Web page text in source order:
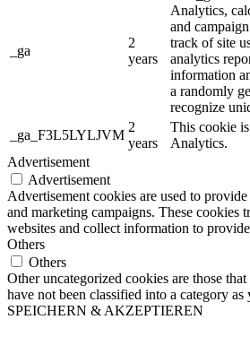
_ga
2
years
Analytics,
and
track of site
analytics
information
a randomly
recognize
_ga_F3L5LYLJVM
2
years
This cookie
Analytics.
Advertisement
Advertisement
Advertisement cookies are used to
and marketing campaigns. These cookies
websites and collect information to
Others
Others
Other uncategorized cookies are those
have not been classified into a category as
SPEICHERN & AKZEPTIEREN